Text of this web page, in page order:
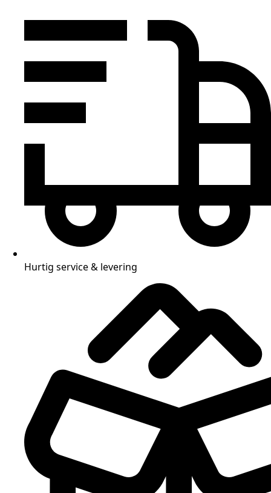
Hurtig service & levering